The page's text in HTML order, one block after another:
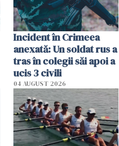
Incident în Crimeea
anexată: Un soldat rus a
tras în colegii săi apoi a
ucis 3 civili
04 AUGUST 2026